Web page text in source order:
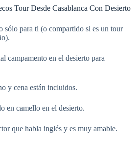
Tour Desde Casablanca Con Desierto
sólo para ti (o compartido si es un tour
campamento en el desierto para
y cena están incluidos.
en camello en el desierto.
que habla inglés y es muy amable.